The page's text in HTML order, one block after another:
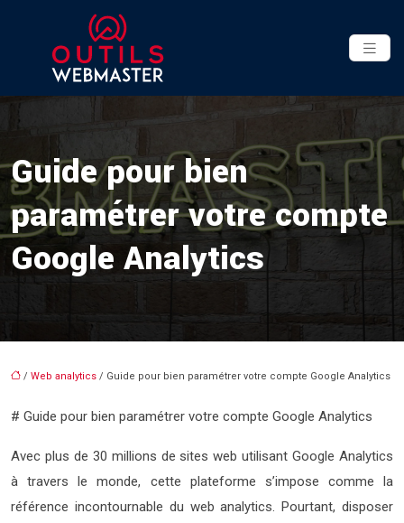
Guide pour bien
paramétrer votre compte
Google Analytics
/ Web analytics / Guide pour bien paramétrer votre compte Google Analytics
# Guide pour bien paramétrer votre compte Google Analytics
Avec plus de 30 millions de sites web utilisant Google Analytics
à travers le monde, cette plateforme s’impose comme la
référence incontournable du web analytics. Pourtant, disposer